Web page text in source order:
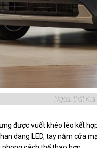
Ngoại thất
được vuốt khéo léo kết
dang LED, tay nắm cửa